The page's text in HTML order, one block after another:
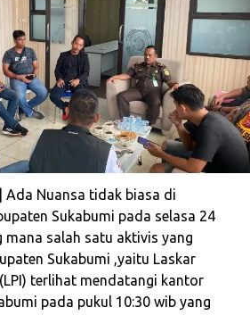
| Ada Nuansa tidak biasa di
Sukabumi pada selasa 24
mana salah satu aktivis yang
Sukabumi ,yaitu Laskar
terlihat mendatangi kantor
pada pukul 10:30 wib yang